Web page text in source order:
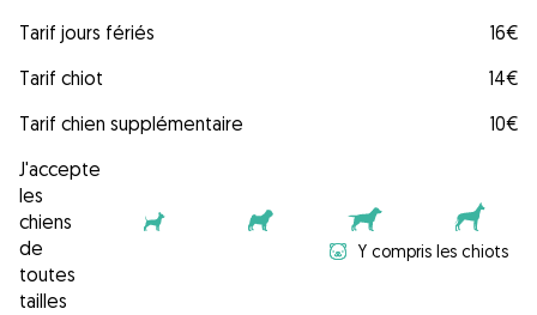
Tarif jours fériés
16€
Tarif chiot
14€
Tarif chien supplémentaire
10€
J'accepte
les
chiens
de
toutes
tailles
Y compris les chiots